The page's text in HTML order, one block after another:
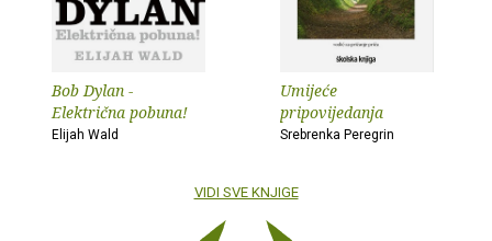
Bob Dylan -
Električna pobuna!
Elijah Wald
Umijeće
pripovijedanja
Srebrenka Peregrin
VIDI SVE KNJIGE